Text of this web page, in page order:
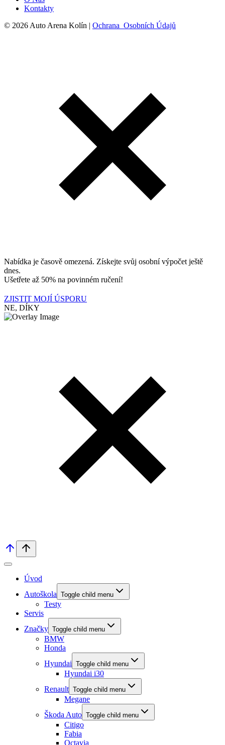
Kontakty
© 2026 Auto Arena Kolín | Ochrana Osobních Údajů
Nabídka je časově omezená. Získejte svůj osobní výpočet ještě
dnes.
Ušetřete až 50% na povinném ručení!
ZJISTIT MOJÍ ÚSPORU
NE, DÍKY
Úvod
Autoškola Toggle child menu
Testy
Servis
Značky Toggle child menu
BMW
Honda
Hyundai Toggle child menu
Hyundai i30
Renault Toggle child menu
Megane
Škoda Auto Toggle child menu
Citigo
Fabia
Octavia